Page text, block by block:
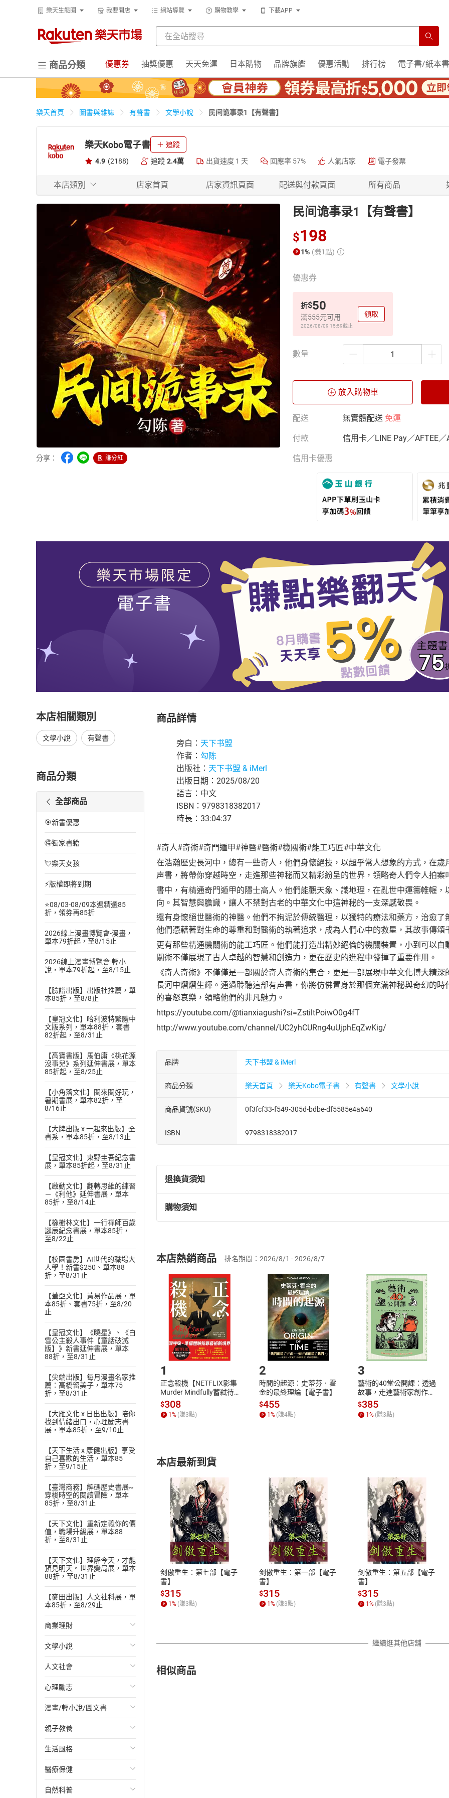
樂天生態圈 我要開店 網站導覽 購物教學 下載APP
商品分類 優惠券 抽獎優惠 天天免運 日本購物 品牌旗艦 優惠活動 排行榜 電子書/紙本書
樂天首頁 圖書與雜誌 有聲書 文學小說 民间诡事录1【有聲書】
樂天Kobo電子書 追蹤
4.9 (2188) 追蹤 2.4萬 出貨速度 1 天 回應率 57% 人氣店家 電子發票
本店類別 店家首頁 店家資訊頁面 配送與付款頁面 所有商品
分享： 賺分紅
民间诡事录1【有聲書】
$198
1% (賺1點)
優惠券
折$50
滿555元可用
2026/08/09 15:59截止
領取
數量
放入購物車
配送 無實體配送 免運
付款 信用卡／LINE Pay／AFTEE／
信用卡優惠
本店相關類別
文學小說 有聲書
商品分類
全部商品
🎯新書優惠
🉐獨家書籍
💘樂天女孩
⚡版權即將到期
⭐08/03-08/09本週精選85
折，領券再85折
2026線上漫畫博覽會-漫畫，
單本79折起，至8/15止
2026線上漫畫博覽會-輕小
說，單本79折起，至8/15止
【臉譜出版】出版社推薦，單
本85折，至8/8止
【皇冠文化】哈利波特繁體中
文版系列，單本88折，套書
82折起，至8/31止
【高寶書版】馬伯庸《桃花源
沒事兒》系列延伸書展，單本
85折起，至8/25止
【小角落文化】閱來閱好玩，
暑期書展，單本82折，至
8/16止
【大牌出版 x 一起來出版】全
書系，單本85折，至8/13止
【皇冠文化】東野圭吾紀念書
展，單本85折起，至8/31止
【啟動文化】翻轉思維的練習
－《利他》延伸書展，單本
85折，至8/14止
【橡樹林文化】一行禪師百歲
誕辰紀念書展，單本85折，
至8/22止
【校園書房】AI世代的職場大
人學！新書$250、單本88
折，至8/31止
【蓋亞文化】黃易作品展，單
本85折、套書75折，至8/20
止
【皇冠文化】《曉星》、《白
雪公主殺人事件【童話破滅
版】》新書延伸書展，單本
88折，至8/31止
【尖端出版】每月漫畫名家推
薦：高橋留美子，單本75
折，至8/31止
【大雁文化 x 日出出版】陪你
找到情緒出口，心理勵志書
展，單本85折，至9/10止
【天下生活 x 康健出版】享受
自己喜歡的生活，單本85
折，至9/15止
【臺灣商務】解碼歷史書展~
穿梭時空的閱讀冒險，單本
85折，至8/31止
【天下文化】重新定義你的價
值，職場升級展，單本88
折，至8/31止
【天下文化】理解今天，才能
預見明天。世界變局展，單本
88折，至8/31止
【麥田出版】人文社科展，單
本85折，至8/29止
商業理財
投資理財
經濟/趨勢
財務/金融
管理/領導
職場工作術
成功法
行銷/廣告
傳記
文學小說
歐美文學
日本文學
韓國文學
華文文學
經典文學
成長/家庭生活小說
懸疑/推理小說
人文社會
國際關係
政治
社會科學
台灣/中國歷史
日/韓歷史
其他歷史/史學
心理勵志
心靈成長/情緒
人際關係
兩性關係
心理學
漫畫/輕小說/圖文書
輕小說
奇幻/科幻
愛情故事
職場/社會寫實
親子教養
教育現場
兒童文學/故事
兒童科普/學習
生活風格
飲食/食譜
健身/美顏
醫療保健
健康/養生
自然科普
商品詳情
旁白： 天下书盟
作者： 勾陈
出版社： 天下书盟 & iMerl
出版日期：2025/08/20
語言：中文
ISBN：9798318382017
時長：33:04:37
#奇人#奇術#奇門遁甲#神醫#醫術#機關術#能工巧匠#中華文化
在浩瀚歷史長河中，總有一些奇人，他們身懷絕技，以超乎常人想象的方式，在
声書，將帶你穿越時空，走進那些神秘而又精彩紛呈的世界，領略奇人們令人拍案
書中，有精通奇門遁甲的隱士高人。他們能觀天象、識地理，在亂世中運籌帷幄
向。其智慧與膽識，讓人不禁對古老的中華文化中這神秘的一支深感敬畏。
還有身懷絕世醫術的神醫。他們不拘泥於傳統醫理，以獨特的療法和藥方，治愈
他們憑藉著對生命的尊重和對醫術的執著追求，成為人們心中的救星，其故事傳頌
更有那些精通機關術的能工巧匠。他們能打造出精妙絕倫的機關裝置，小到可以
關術不僅展現了古人卓越的智慧和創造力，更在歷史的進程中發揮了重要作用。
《奇人奇術》不僅僅是一部關於奇人奇術的集合，更是一部展現中華文化博大精
長河中熠熠生輝。通過聆聽這部有声書，你將仿佛置身於那個充滿神秘與奇幻的
的喜怒哀樂，領略他們的非凡魅力。
https://youtube.com/@tianxiagushi?si=ZstiltPoiwO0g4fT
http://www.youtube.com/channel/UC2yhCURng4uUjphEqZwKig/
品牌 天下书盟 & iMerl
商品分類 樂天首頁 樂天Kobo電子書 有聲書 文學小說
商品貨號(SKU) 0f3fcf33-f549-305d-bdbe-df5585e4a640
ISBN 9798318382017
退換貨須知
退換貨規定：
(一)依消費者保護法第19條第1項後段暨通訊交易解除權合理例外情事適用
(二)消費者訂購本店鋪之商品即代表知悉本店鋪所銷售之商品為電子書，
且已下載/存取電子書，不得請求退貨退款。
退貨方式：您欲取消訂單或辦理退貨時，請登入樂天市場，並於「我的訂單
貨」，本店鋪將依您的申請進行審核，待審核通過後將為您辦理退款事宜。
請注意，樂天市場須以整筆訂單為單位進行取消/退貨，恕無法以單支商品取
購物須知
挑選商品
Choose
放入購物車
Shopping cart
登入帳號
Login
購書後，如何開始使用？
Step1.選擇閱讀載具 Step2.登入
付款方式
ATM轉帳、信用卡、LINE PAY、AFTEE
退換貨規範
本店是否提供消費者保護法七日猶
之權利，遽消費者保護法及通訊交
除權合理例外情事適用準則，依商
質各有不同規定。詳細退換貨說明
照各商品說明。
本店熱銷商品 排名期間：2026/8/1 - 2026/8/7
1
正念殺機【NETFLIX影集
Murder Mindfully蓄弒待
發】【電子書】
$308
1% (賺3點)
2
時間的起源：史蒂芬．霍
金的最終理論【電子書】
$455
1% (賺4點)
3
藝術的40堂公開課：透過
故事，走進藝術家創作現
場，看藝術如何誕生、如
何形塑人類生活【電子
書】
$385
1% (賺3點)
本店最新到貨
剑傲重生：第七部【電子
書】
$315
1% (賺3點)
剑傲重生：第一部【電子
書】
$315
1% (賺3點)
剑傲重生：第五部【電子
書】
$315
1% (賺3點)
繼續逛其他店舖
相似商品